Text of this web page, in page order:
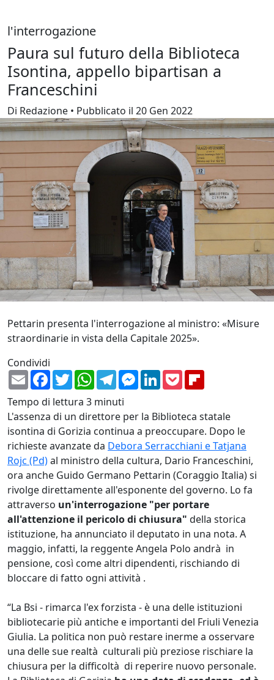
l'interrogazione
Paura sul futuro della Biblioteca
Isontina, appello bipartisan a
Franceschini
Di Redazione • Pubblicato il 20 Gen 2022
Pettarin presenta l'interrogazione al ministro: «Misure
straordinarie in vista della Capitale 2025».
Condividi
EmailFacebook
TwitterWhatsApp
TelegramMessenger
LinkedIn
Pocket
Tempo di lettura 3 minuti
L'assenza di un direttore per la Biblioteca statale
isontina di Gorizia continua a preoccupare. Dopo le
richieste avanzate da Debora Serracchiani e Tatjana
Rojc (Pd)al ministro della cultura, Dario Franceschini,
ora anche Guido Germano Pettarin (Coraggio Italia) si
rivolge direttamente all'esponente del governo. Lo fa
attraverso un'interrogazione "per portare
all'attenzione il pericolo di chiusura" della storica
istituzione, ha annunciato il deputato in una nota. A
maggio, infatti, la reggente Angela Polo andrà in
pensione, così come altri dipendenti, rischiando di
bloccare di fatto ogni attività .
“La Bsi - rimarca l'ex forzista - è una delle istituzioni
bibliotecarie più antiche e importanti del Friuli Venezia
Giulia. La politica non può restare inerme a osservare
una delle sue realtà culturali più preziose rischiare la
chiusura per la difficoltà di reperire nuovo personale.